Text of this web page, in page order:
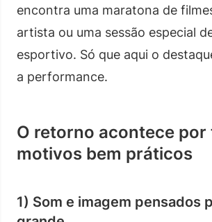
encontra uma maratona de
artista ou uma sessão especial
esportivo. Só que aqui o
a performance.
O retorno acontece por
motivos bem práticos
1) Som e imagem pensados